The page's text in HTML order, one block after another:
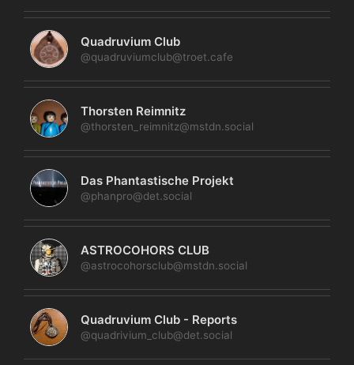
Quadruvium Club
@quadruviumclub@troet.cafe
Thorsten Reimnitz
@thorsten_reimnitz@mstdn.social
Das Phantastische Projekt
@phanpro@det.social
ASTROCOHORS CLUB
@astrocohorsclub@mstdn.social
Quadruvium Club - Reports
@quadrivium_club@det.social